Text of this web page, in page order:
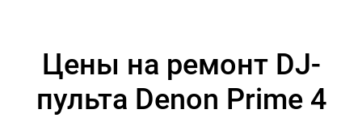
Цены на ремонт DJ-
пульта Denon Prime 4